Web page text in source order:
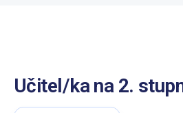
Učitel/ka na 2.